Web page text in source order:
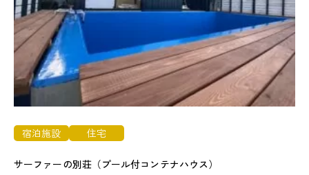
宿泊施設 住宅
サーファーの別荘（プール付コンテナハウス）